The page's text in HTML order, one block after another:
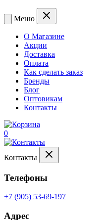
Меню
О Магазине
Акции
Доставка
Оплата
Как сделать заказ
Бренды
Блог
Оптовикам
Контакты
0
Контакты
Телефоны
+7 (905) 53-69-197
Адрес